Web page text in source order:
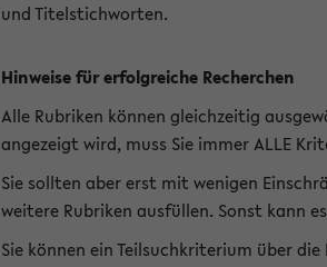
und Titelstichworten.
Hinweise für erfolgreiche Recherchen
Alle Rubriken können gleichzeitig
angezeigt wird, muss Sie immer ALLE
Sie sollten aber erst mit wenigen
weitere Rubriken ausfüllen. Sonst kann
Sie können ein Teilsuchkriterium über